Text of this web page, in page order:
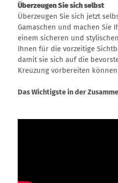
Überzeugen Sie sich selbst
Überzeugen Sie sich jetzt
Gamaschen und machen Sie
einem sicheren und
Ihnen für die vorzeitige
damit sie sich auf die
Kreuzung vorbereiten
Das Wichtigste in der